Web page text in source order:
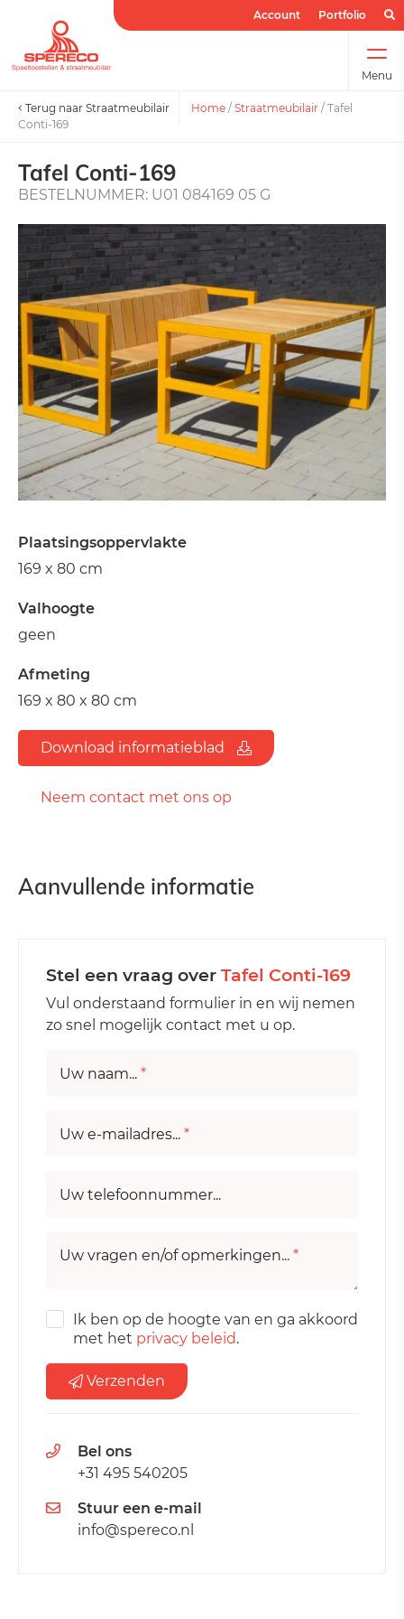
Account Portfolio
Menu
Terug naar Straatmeubilair Home / Straatmeubilair / Tafel
Conti-169
Tafel Conti-169
BESTELNUMMER: U01 084169 05 G
Plaatsingsoppervlakte
169 x 80 cm
Valhoogte
geen
Afmeting
169 x 80 x 80 cm
Download informatieblad
Neem contact met ons op
Aanvullende informatie
Stel een vraag over Tafel Conti-169
Vul onderstaand formulier in en wij nemen
zo snel mogelijk contact met u op.
Uw naam... *
Uw e-mailadres... *
Uw telefoonnummer...
Uw vragen en/of opmerkingen... *
Ik ben op de hoogte van en ga akkoord
met het privacy beleid.
Verzenden
Bel ons
+31 495 540205
Stuur een e-mail
info@spereco.nl